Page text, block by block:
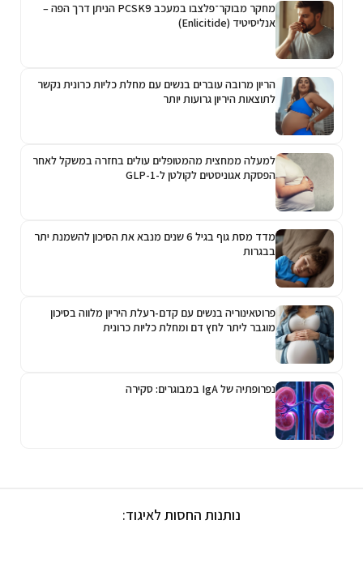
מחקר מבוקר־פלצבו במעכב PCSK9 הניתן דרך הפה –
אנליסיטיד (Enlicitide)
הריון מרובה עוברים בנשים עם מחלת כליות כרונית נקשר
לתוצאות היריון גרועות יותר
למעלה ממחצית מהמטופלים עולים בחזרה במשקל לאחר
הפסקת אגוניסטים לקולטן ל-GLP-1
מדד מסת גוף בגיל 6 שנים מנבא את הסיכון להשמנת יתר
בבגרות
פרוטאינוריה בנשים עם קדם-רעלת היריון מלווה בסיכון
מוגבר ליתר לחץ דם ומחלת כליות כרונית
נפרופתיה של IgA במבוגרים: סקירה
נותנות החסות לאיגוד: